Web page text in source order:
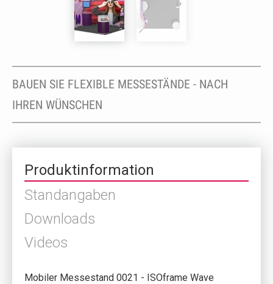
BAUEN SIE FLEXIBLE MESSESTÄNDE - NACH
IHREN WÜNSCHEN
Produktinformation
Standangaben
Downloads
Videos
Mobiler Messestand 0021 - ISOframe Wave